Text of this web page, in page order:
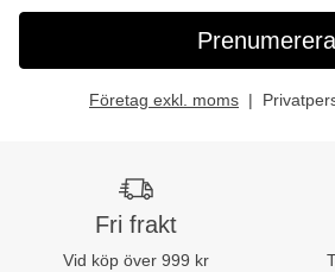
Prenumerera
Företag exkl. moms
Fri frakt
Vid köp över 999 kr